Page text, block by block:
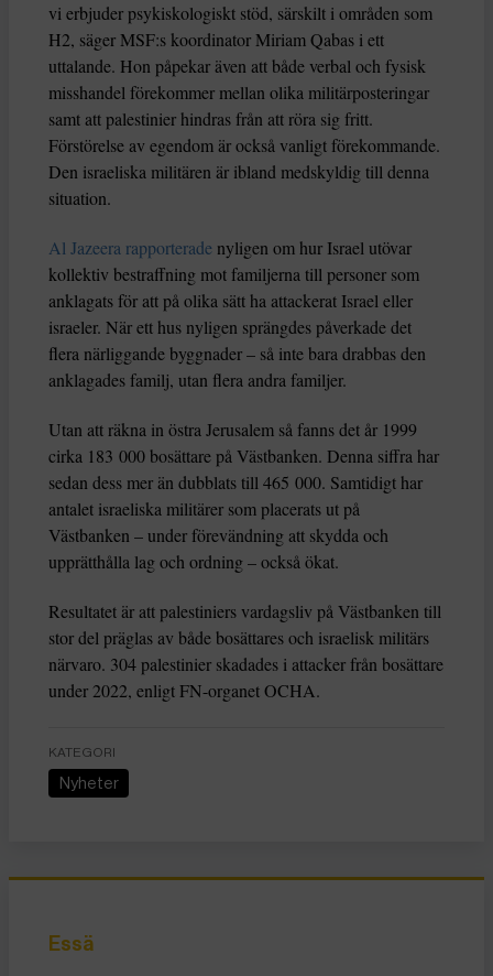
vi erbjuder psykiskologiskt stöd, särskilt i områden som
H2, säger MSF:s koordinator Miriam Qabas i ett
uttalande. Hon påpekar även att både verbal och fysisk
misshandel förekommer mellan olika militärposteringar
samt att palestinier hindras från att röra sig fritt.
Förstörelse av egendom är också vanligt förekommande.
Den israeliska militären är ibland medskyldig till denna
situation.
Al Jazeera rapporterade nyligen om hur Israel utövar
kollektiv bestraffning mot familjerna till personer som
anklagats för att på olika sätt ha attackerat Israel eller
israeler. När ett hus nyligen sprängdes påverkade det
flera närliggande byggnader – så inte bara drabbas den
anklagades familj, utan flera andra familjer.
Utan att räkna in östra Jerusalem så fanns det år 1999
cirka 183 000 bosättare på Västbanken. Denna siffra har
sedan dess mer än dubblats till 465 000. Samtidigt har
antalet israeliska militärer som placerats ut på
Västbanken – under förevändning att skydda och
upprätthålla lag och ordning – också ökat.
Resultatet är att palestiniers vardagsliv på Västbanken till
stor del präglas av både bosättares och israelisk militärs
närvaro. 304 palestinier skadades i attacker från bosättare
under 2022, enligt FN-organet OCHA.
KATEGORI
Nyheter
Essä